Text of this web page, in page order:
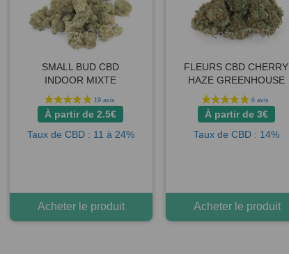
SMALL BUD CBD
INDOOR MIXTE
À partir de2.5€
Taux de CBD : 11 à 24%
Acheter le produit
FLEURS CBD CHERRY
HAZE GREENHOUSE
À partir de 3€
Taux de CBD : 14%
Acheter le produit